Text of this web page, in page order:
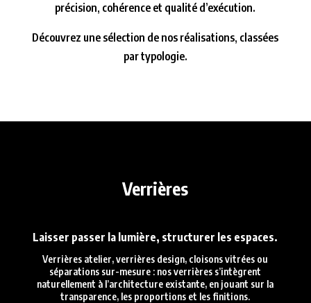
précision, cohérence et qualité d’exécution.
Découvrez une sélection de nos réalisations, classées
par typologie.
Verrières
Laisser passer la lumière, structurer les espaces.
Verrières atelier, verrières design, cloisons vitrées ou
séparations sur-mesure : nos verrières s’intègrent
naturellement à l’architecture existante, en jouant sur la
transparence, les proportions et les finitions.